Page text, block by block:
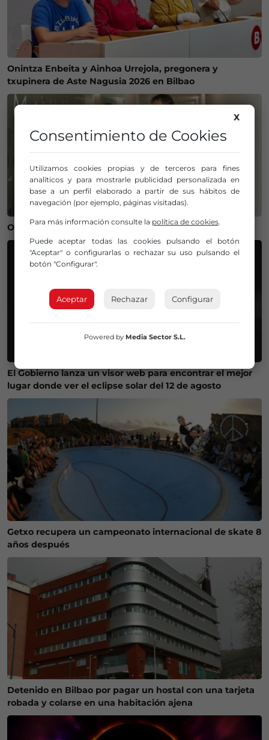
Onintza Enbeita y Ainhoa Urrejola, pregonera y
txupinera de Aste Nagusia 2026 en Bilbao
Operación salida para Andoni Gorosabel
El Gobierno lanza un visor web para encontrar el mejor
lugar donde ver el eclipse solar del 12 de agosto
Getxo recupera un campeonato internacional de skate 8
años después
Detenido en Bilbao por pagar un hostal con una tarjeta
robada y colarse en una habitación ajena
X
Consentimiento de Cookies
Utilizamos cookies propias y de terceros para fines
analíticos y para mostrarle publicidad personalizada en
base a un perfil elaborado a partir de sus hábitos de
navegación (por ejemplo, páginas visitadas).
Para más información consulte la política de cookies.
Puede aceptar todas las cookies pulsando el botón
"Aceptar" o configurarlas o rechazar su uso pulsando el
botón "Configurar".
Aceptar Rechazar Configurar
Powered by Media Sector S.L.